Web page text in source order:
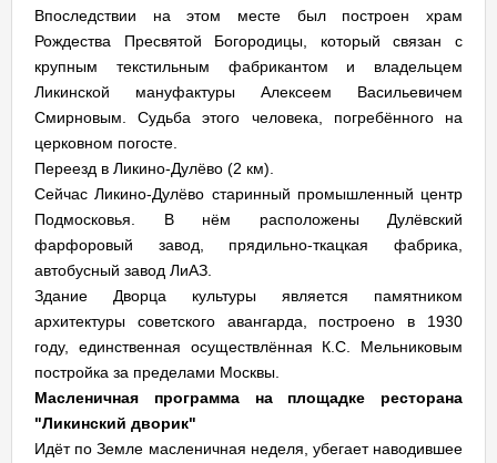
Впоследствии на этом месте был построен храм
Рождества Пресвятой Богородицы, который связан с
крупным текстильным фабрикантом и владельцем
Ликинской мануфактуры Алексеем Васильевичем
Смирновым. Судьба этого человека, погребённого на
церковном погосте.
Переезд в Ликино-Дулёво (2 км).
Сейчас Ликино-Дулёво старинный промышленный центр
Подмосковья. В нём расположены Дулёвский
фарфоровый завод, прядильно-ткацкая фабрика,
автобусный завод ЛиАЗ.
Здание Дворца культуры является памятником
архитектуры советского авангарда, построено в 1930
году, единственная осуществлённая К.С. Мельниковым
постройка за пределами Москвы.
Масленичная программа на площадке ресторана
"Ликинский дворик"
Идёт по Земле масленичная неделя, убегает наводившее